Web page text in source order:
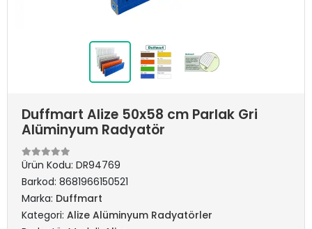
Duffmart Alize 50x58 cm Parlak Gri
Alüminyum Radyatör
Ürün Kodu: DR94769
Barkod: 8681966150521
Marka: Duffmart
Kategori: Alize Alüminyum Radyatörler